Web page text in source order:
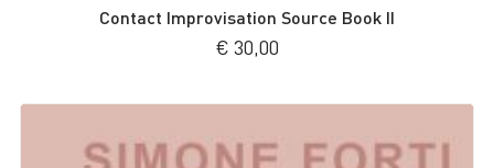
Contact Improvisation Source Book II
€ 30,00